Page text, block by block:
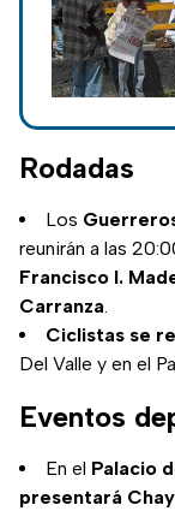
Rodadas
Los
reunirán a las
Francisco I.
Carranza.
Ciclistas se
Del Valle y en el
Eventos
En el Palacio
presentará